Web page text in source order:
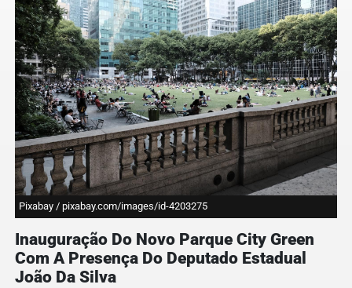
Pixabay / pixabay.com/images/id-4203275
Inauguração Do Novo Parque City Green
Com A Presença Do Deputado Estadual
João Da Silva